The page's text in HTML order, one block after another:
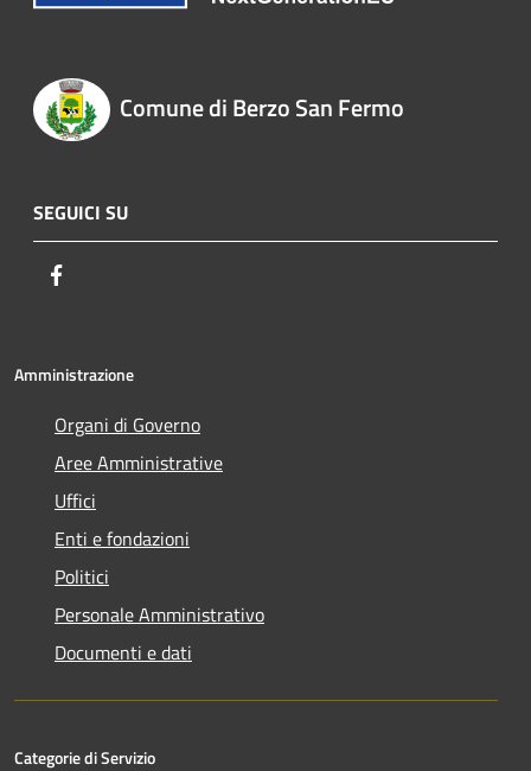
Comune di Berzo San Fermo
SEGUICI SU
Amministrazione
Organi di Governo
Aree Amministrative
Uffici
Enti e fondazioni
Politici
Personale Amministrativo
Documenti e dati
Categorie di Servizio